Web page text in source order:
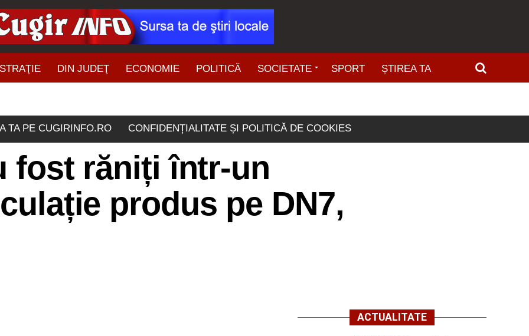
DIN JUDEŢ ECONOMIE POLITICĂ SOCIETATE SPORT ȘTIREA TA
TA PE CUGIRINFO.RO CONFIDENȚIALITATE ȘI POLITICĂ DE COOKIES
fost răniți într-un
produs pe DN7,
ACTUALITATE